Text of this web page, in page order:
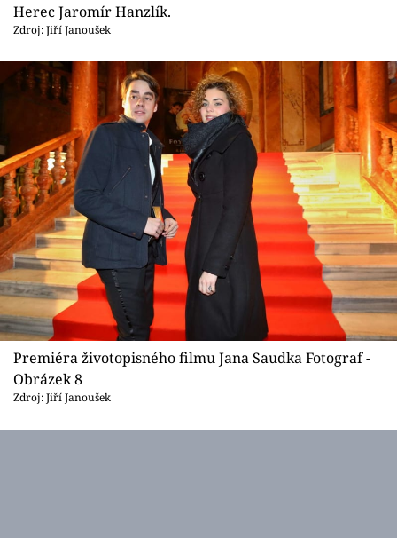
Herec Jaromír Hanzlík.
Zdroj: Jiří Janoušek
Premiéra životopisného filmu Jana Saudka Fotograf -
Obrázek 8
Zdroj: Jiří Janoušek